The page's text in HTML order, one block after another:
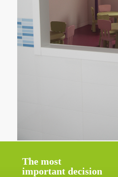
The most
important decision